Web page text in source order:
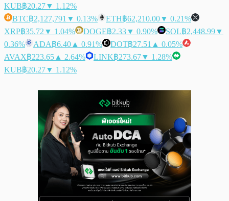
KUB฿20.27▼ 1.12%
BTC฿2,127,791 ▼ 0.13% ETH฿62,210.00▼ 0.21%
XRP฿35.72 ▼ 1.04% DOGE฿2.33▼ 0.90% SOL฿2,448.99▼
0.36%
ADA฿6.40 ▲ 0.91% DOT฿27.51 ▲ 0.05%
AVAX฿223.65 ▲ 2.64% LINK฿273.67▼ 1.28%
KUB฿20.27▼ 1.12%